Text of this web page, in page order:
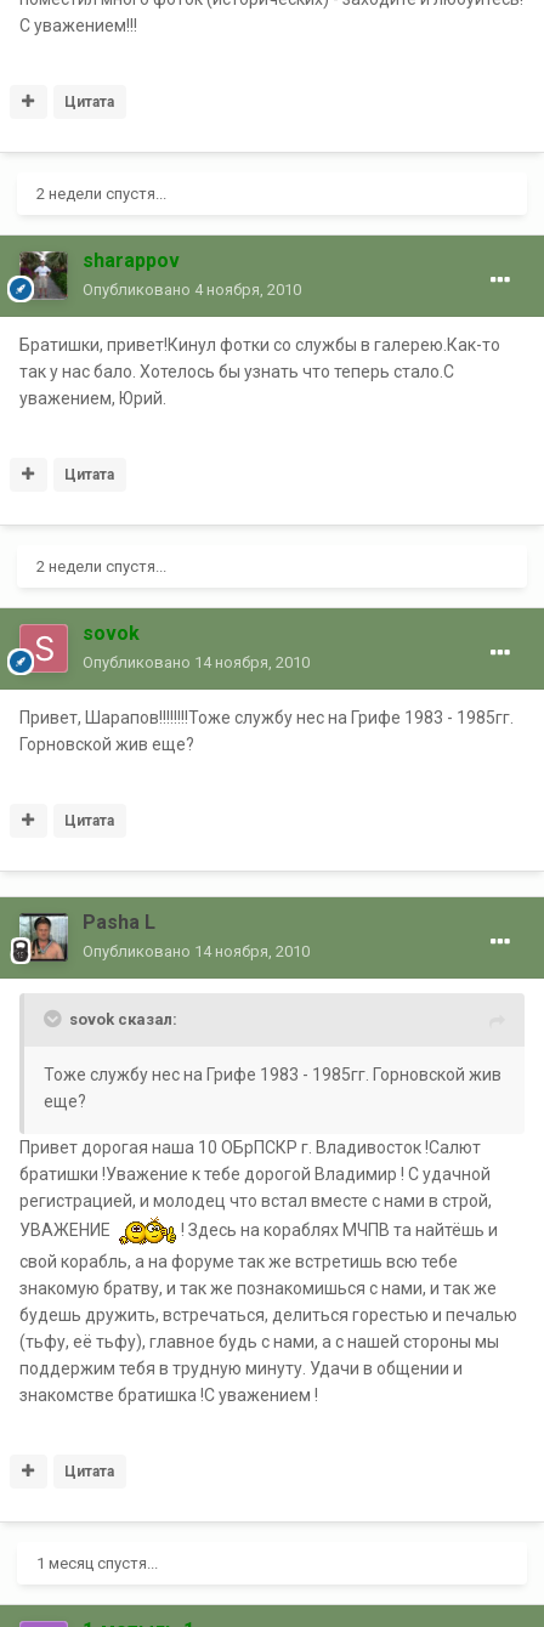
С уважением!!!
Цитата
2 недели спустя...
sharappov
Опубликовано 4 ноября, 2010
Братишки, привет!Кинул фотки со службы в галерею.Как-то
так у нас бало. Хотелось бы узнать что теперь стало.С
уважением, Юрий.
Цитата
2 недели спустя...
sovok
Опубликовано 14 ноября, 2010
Привет, Шарапов!!!!!!!!Тоже службу нес на Грифе 1983 - 1985гг.
Горновской жив еще?
Цитата
Pasha L
Опубликовано 14 ноября, 2010
sovok сказал:
Тоже службу нес на Грифе 1983 - 1985гг. Горновской жив
еще?
Привет дорогая наша 10 ОБрПСКР г. Владивосток !Салют
братишки !Уважение к тебе дорогой Владимир ! С удачной
регистрацией, и молодец что встал вместе с нами в строй,
УВАЖЕНИЕ
! Здесь на кораблях МЧПВ та найтёшь и
свой корабль, а на форуме так же встретишь всю тебе
знакомую братву, и так же познакомишься с нами, и так же
будешь дружить, встречаться, делиться горестью и печалью
(тьфу, её тьфу), главное будь с нами, а с нашей стороны мы
поддержим тебя в трудную минуту. Удачи в общении и
знакомстве братишка !С уважением !
Цитата
1 месяц спустя...